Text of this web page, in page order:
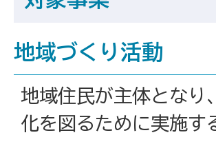
地域づくり活動
地域住民が主体となり
化を図るために実施す